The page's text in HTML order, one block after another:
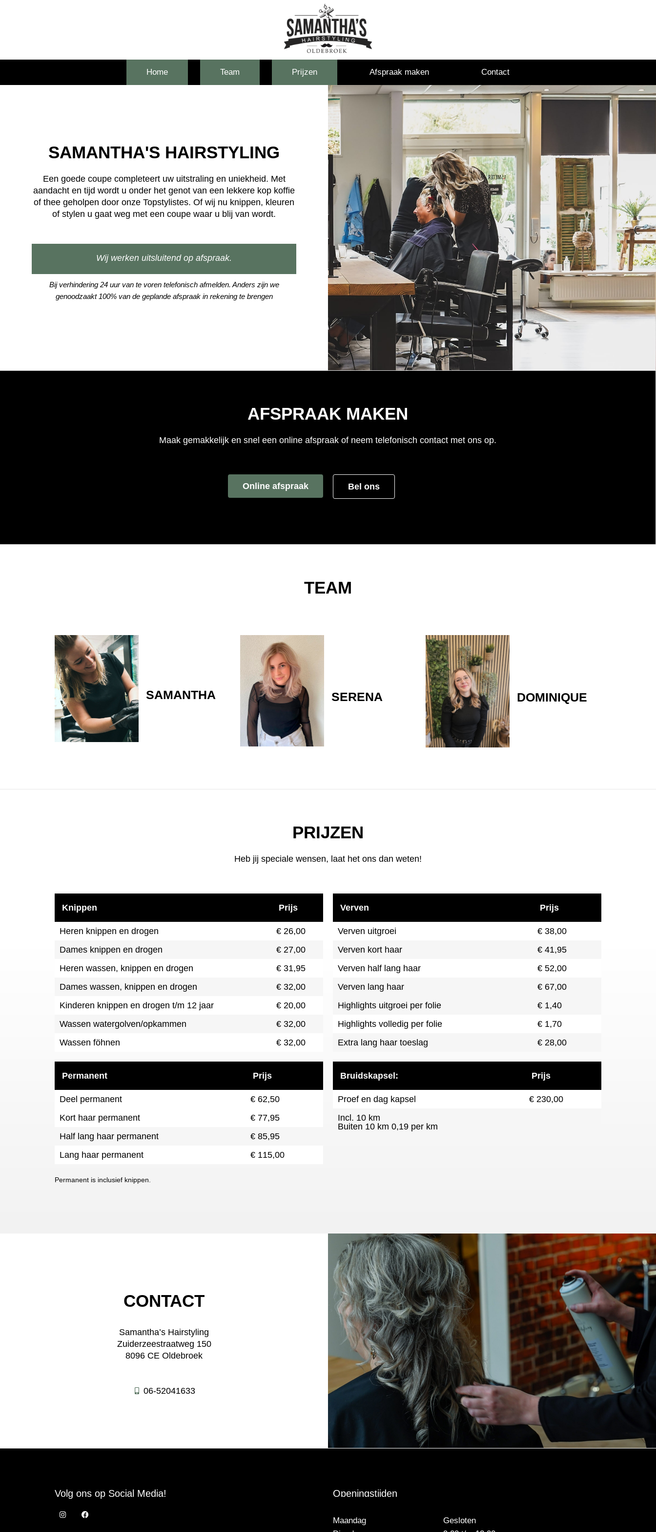
Home Team Prijzen Afspraak maken Contact
SAMANTHA'S HAIRSTYLING
Een goede coupe completeert uw uitstraling en uniekheid. Met
aandacht en tijd wordt u onder het genot van een lekkere kop koffie
of thee geholpen door onze Topstylistes. Of wij nu knippen, kleuren
of stylen u gaat weg met een coupe waar u blij van wordt.
Wij werken uitsluitend op afspraak.
Bij verhindering 24 uur van te voren telefonisch afmelden. Anders zijn we
genoodzaakt 100% van de geplande afspraak in rekening te brengen
AFSPRAAK MAKEN
Maak gemakkelijk en snel een online afspraak of neem telefonisch contact met ons op.
Online afspraak Bel ons
TEAM
SAMANTHA SERENA DOMINIQUE
PRIJZEN
Heb jij speciale wensen, laat het ons dan weten!
Knippen Prijs
Heren knippen en drogen
€ 26,00
Dames knippen en drogen
€ 27,00
Heren wassen, knippen en drogen
€ 31,95
Dames wassen, knippen en drogen
€ 32,00
Kinderen knippen en drogen t/m 12 jaar
€ 20,00
Wassen watergolven/opkammen
€ 32,00
Wassen föhnen
€ 32,00
Verven Prijs
Verven uitgroei
€ 38,00
Verven kort haar
€ 41,95
Verven half lang haar
€ 52,00
Verven lang haar
€ 67,00
Highlights uitgroei per folie
€ 1,40
Highlights volledig per folie
€ 1,70
Extra lang haar toeslag
€ 28,00
Permanent Prijs
Deel permanent
€ 62,50
Kort haar permanent
€ 77,95
Half lang haar permanent
€ 85,95
Lang haar permanent
€ 115,00
Permanent is inclusief knippen.
Bruidskapsel: Prijs
Proef en dag kapsel
€ 230,00
Incl. 10 km
Buiten 10 km 0,19 per km
CONTACT
Samantha’s Hairstyling
Zuiderzeestraatweg 150
8096 CE Oldebroek
06-52041633
Volg ons op Social Media! Openingstijden
Maandag
Gesloten